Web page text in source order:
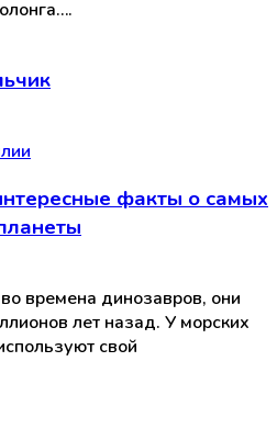
факты о самых
времена динозавров, они
лет назад. У морских
свой